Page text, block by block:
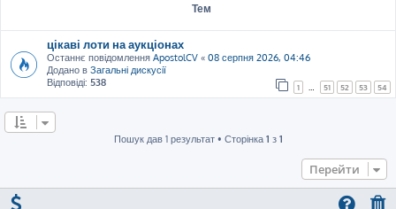
Тем
цікаві лоти на аукціонах
Останнє повідомлення ApostolCV « 08 серпня 2026, 04:46
Додано в Загальні дискусії
Відповіді: 538 1 51 52 53 54
Пошук дав 1 результат • Сторінка 1 з 1
Перейти